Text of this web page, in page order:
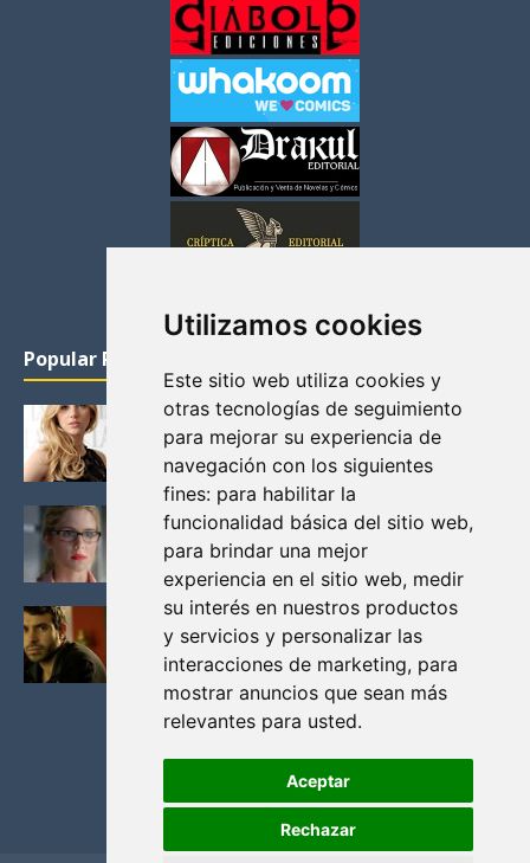
Utilizamos cookies
Este sitio web utiliza cookies y
otras tecnologías de seguimiento
para mejorar su experiencia de
navegación con los siguientes
fines: para habilitar la
funcionalidad básica del sitio web,
para brindar una mejor
experiencia en el sitio web, medir
su interés en nuestros productos
y servicios y personalizar las
interacciones de marketing, para
mostrar anuncios que sean más
relevantes para usted.
Aceptar
Rechazar
Popular Posts
KATHERYN WINNICK: LA ACTRIZ MAS GUAPA DE
VIKINGOS
Junio 14, 2013
FELICITY (EMILY BETT RICKARDS), LAS FOTOS
MAS BONITAS DE LA ALIADA DE ARROW
Noviembre 30, 2013
BLACK MIRROR: TODA TU HISTORIA. EPISODIO 3.
LA CRITICA
Mayo 17, 2012